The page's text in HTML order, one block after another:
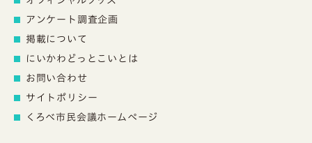
アンケート調査企画
掲載について
にいかわどっとこいとは
お問い合わせ
サイトポリシー
くろべ市民会議ホームページ